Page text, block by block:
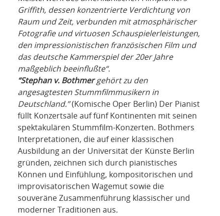
Griffith, dessen konzentrierte Verdichtung von
Raum und Zeit, verbunden mit atmosphärischer
Fotografie und virtuosen Schauspielerleistungen,
den impressionistischen französischen Film und
das deutsche Kammerspiel der 20er Jahre
maßgeblich beeinflußte“.
“Stephan v. Bothmergehört zu den
angesagtesten Stummfilmmusikern in
Deutschland.”(Komische Oper Berlin) Der Pianist
füllt Konzertsäle auf fünf Kontinenten mit seinen
spektakulären Stummfilm-Konzerten. Bothmers
Interpretationen, die auf einer klassischen
Ausbildung an der Universität der Künste Berlin
gründen, zeichnen sich durch pianistisches
Können und Einfühlung, kompositorischen und
improvisatorischen Wagemut sowie die
souveräne Zusammenführung klassischer und
moderner Traditionen aus.